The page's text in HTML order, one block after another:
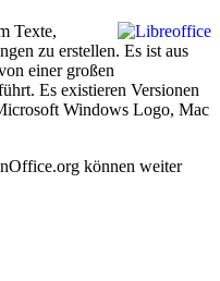
Texte,
zu erstellen. Es ist aus
einer großen
Es existieren Versionen
, Mac
können weiter